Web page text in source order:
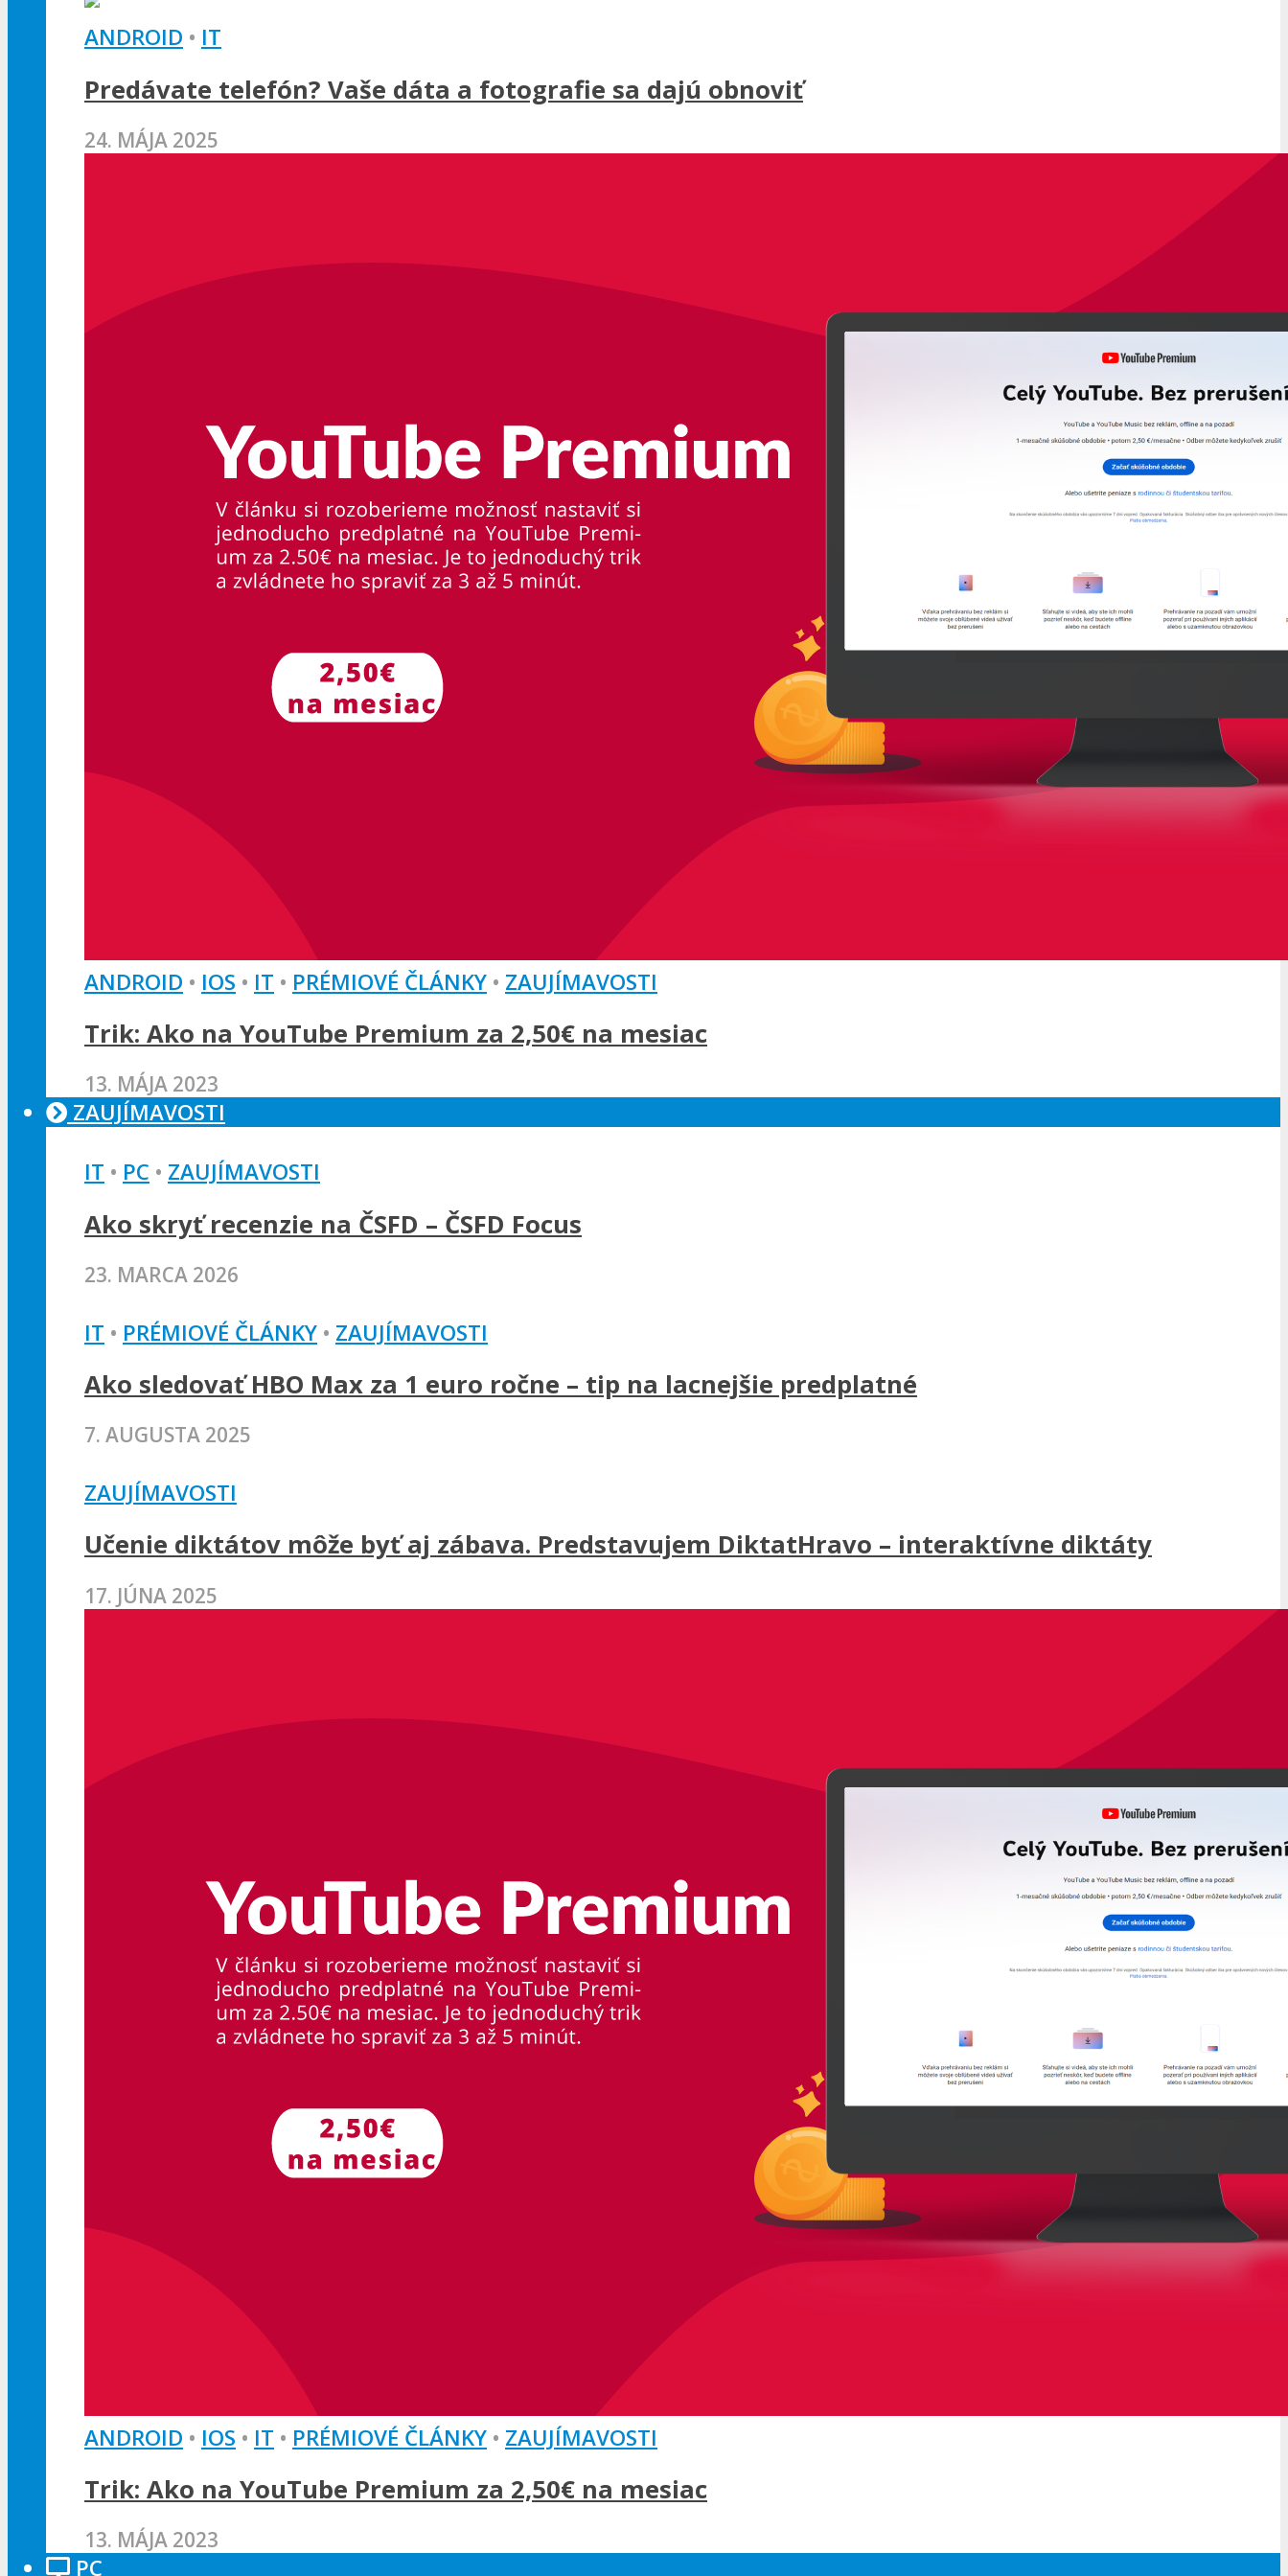
ANDROID • IT
Predávate telefón? Vaše dáta a fotografie sa dajú obnoviť
24. MÁJA 2025
ANDROID • IOS • IT • PRÉMIOVÉ ČLÁNKY • ZAUJÍMAVOSTI
Trik: Ako na YouTube Premium za 2,50€ na mesiac
13. MÁJA 2023
ZAUJÍMAVOSTI
IT • PC • ZAUJÍMAVOSTI
Ako skryť recenzie na ČSFD – ČSFD Focus
23. MARCA 2026
IT • PRÉMIOVÉ ČLÁNKY • ZAUJÍMAVOSTI
Ako sledovať HBO Max za 1 euro ročne – tip na lacnejšie predplatné
7. AUGUSTA 2025
ZAUJÍMAVOSTI
Učenie diktátov môže byť aj zábava. Predstavujem DiktatHravo – interaktívne diktáty
17. JÚNA 2025
ANDROID • IOS • IT • PRÉMIOVÉ ČLÁNKY • ZAUJÍMAVOSTI
Trik: Ako na YouTube Premium za 2,50€ na mesiac
13. MÁJA 2023
PC